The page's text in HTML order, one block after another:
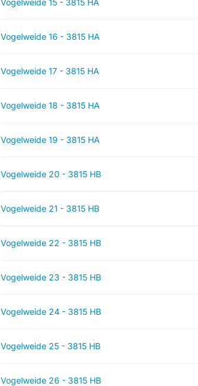
Vogelweide 15 - 3815 HA
Vogelweide 16 - 3815 HA
Vogelweide 17 - 3815 HA
Vogelweide 18 - 3815 HA
Vogelweide 19 - 3815 HA
Vogelweide 20 - 3815 HB
Vogelweide 21 - 3815 HB
Vogelweide 22 - 3815 HB
Vogelweide 23 - 3815 HB
Vogelweide 24 - 3815 HB
Vogelweide 25 - 3815 HB
Vogelweide 26 - 3815 HB